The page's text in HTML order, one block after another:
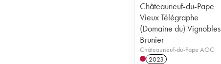
Châteauneuf-du-Pape
Vieux Télégraphe
(Domaine du) Vignobles
Brunier
Châteauneuf-du-Pape AOC
2023